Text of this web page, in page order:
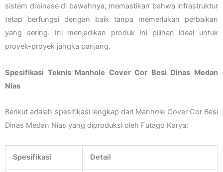
sistem drainase di bawahnya, memastikan bahwa infrastruktur
tetap berfungsi dengan baik tanpa memerlukan perbaikan
yang sering. Ini menjadikan produk ini pilihan ideal untuk
proyek-proyek jangka panjang.
Spesifikasi Teknis Manhole Cover Cor Besi Dinas Medan
Nias
Berikut adalah spesifikasi lengkap dari Manhole Cover Cor Besi
Dinas Medan Nias yang diproduksi oleh Futago Karya:
Spesifikasi Detail